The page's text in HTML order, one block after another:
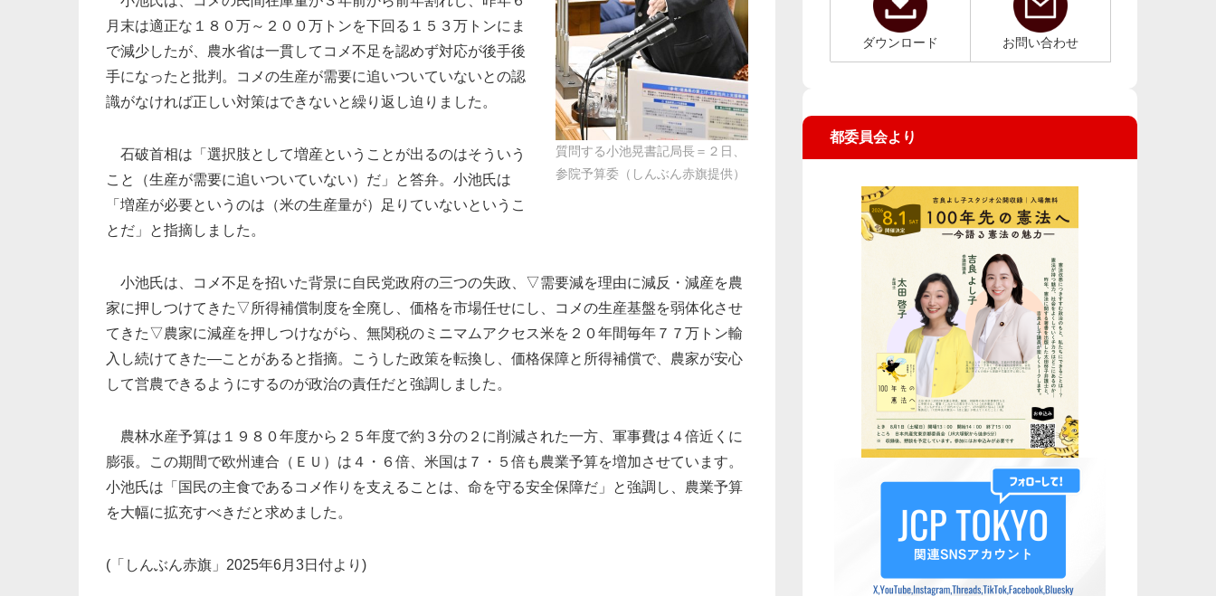
質問する小池晃書記局長＝２日、
参院予算委（しんぶん赤旗提供）
月末は適正な１８０万～２００万トンを下回る１５３万トンにま
で減少したが、農水省は一貫してコメ不足を認めず対応が後手後
手になったと批判。コメの生産が需要に追いついていないとの認
識がなければ正しい対策はできないと繰り返し迫りました。
石破首相は「選択肢として増産ということが出るのはそういう
こと（生産が需要に追いついていない）だ」と答弁。小池氏は
「増産が必要というのは（米の生産量が）足りていないというこ
とだ」と指摘しました。
小池氏は、コメ不足を招いた背景に自民党政府の三つの失政、▽需要減を理由に減反・減産を農
家に押しつけてきた▽所得補償制度を全廃し、価格を市場任せにし、コメの生産基盤を弱体化させ
てきた▽農家に減産を押しつけながら、無関税のミニマムアクセス米を２０年間毎年７７万トン輸
入し続けてきた―ことがあると指摘。こうした政策を転換し、価格保障と所得補償で、農家が安心
して営農できるようにするのが政治の責任だと強調しました。
農林水産予算は１９８０年度から２５年度で約３分の２に削減された一方、軍事費は４倍近くに
膨張。この期間で欧州連合（ＥＵ）は４・６倍、米国は７・５倍も農業予算を増加させています。
小池氏は「国民の主食であるコメ作りを支えることは、命を守る安全保障だ」と強調し、農業予算
を大幅に拡充すべきだと求めました。
(「しんぶん赤旗」2025年6月3日付より)
ダウンロード お問い合わせ
都委員会より